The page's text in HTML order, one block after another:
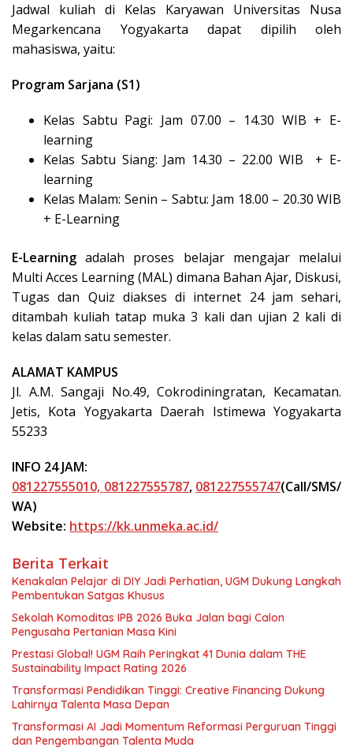
Jadwal kuliah di Kelas Karyawan Universitas Nusa
Megarkencana Yogyakarta dapat dipilih oleh
mahasiswa, yaitu:
Program Sarjana (S1)
Kelas Sabtu Pagi: Jam 07.00 – 14.30 WIB + E-
learning
Kelas Sabtu Siang: Jam 14.30 – 22.00 WIB + E-
learning
Kelas Malam: Senin – Sabtu: Jam 18.00 – 20.30 WIB
+ E-Learning
E-Learning adalah proses belajar mengajar melalui
Multi Acces Learning (MAL) dimana Bahan Ajar, Diskusi,
Tugas dan Quiz diakses di internet 24 jam sehari,
ditambah kuliah tatap muka 3 kali dan ujian 2 kali di
kelas dalam satu semester.
ALAMAT KAMPUS
Jl. A.M. Sangaji No.49, Cokrodiningratan, Kecamatan.
Jetis, Kota Yogyakarta Daerah Istimewa Yogyakarta
55233
INFO 24 JAM:
081227555010, 081227555787, 081227555747(Call/SMS/
WA)
Website: https://kk.unmeka.ac.id/
Berita Terkait
Kenakalan Pelajar di DIY Jadi Perhatian, UGM Dukung Langkah
Pembentukan Satgas Khusus
Sekolah Komoditas IPB 2026 Buka Jalan bagi Calon
Pengusaha Pertanian Masa Kini
Prestasi Global! UGM Raih Peringkat 41 Dunia dalam THE
Sustainability Impact Rating 2026
Transformasi Pendidikan Tinggi: Creative Financing Dukung
Lahirnya Talenta Masa Depan
Transformasi AI Jadi Momentum Reformasi Perguruan Tinggi
dan Pengembangan Talenta Muda